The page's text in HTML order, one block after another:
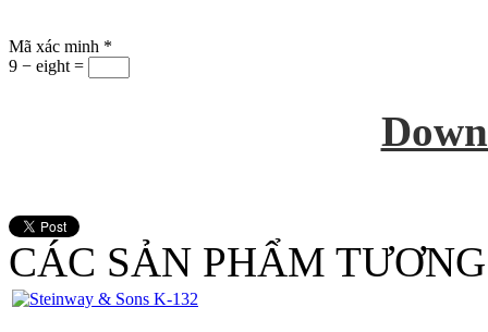
Mã xác minh *
9 − eight =
CÁC SẢN PHẨM